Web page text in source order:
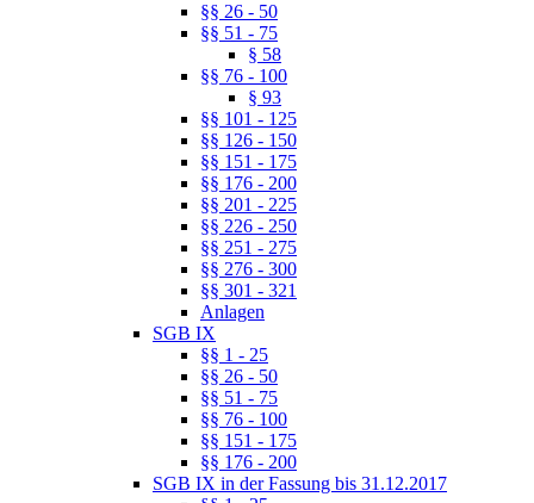
§§ 26 - 50
§§ 51 - 75
§ 58
§§ 76 - 100
§ 93
§§ 101 - 125
§§ 126 - 150
§§ 151 - 175
§§ 176 - 200
§§ 201 - 225
§§ 226 - 250
§§ 251 - 275
§§ 276 - 300
§§ 301 - 321
Anlagen
SGB IX
§§ 1 - 25
§§ 26 - 50
§§ 51 - 75
§§ 76 - 100
§§ 151 - 175
§§ 176 - 200
SGB IX in der Fassung bis 31.12.2017